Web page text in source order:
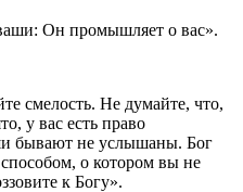
Он промышляет о вас».
смелость. Не думайте, что,
у вас есть право
бывают не услышаны. Бог
о котором вы не
к Богу».